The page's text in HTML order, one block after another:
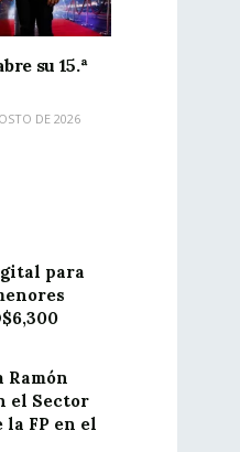
su 15.ª
DE 2026
para
Ramón
el Sector
la FP en el